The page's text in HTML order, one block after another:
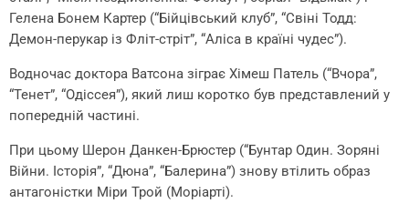
Гелена Бонем Картер (“Бійцівський клуб”, “Свіні Тодд:
Демон-перукар із Фліт-стріт”, “Аліса в країні чудес”).
Водночас доктора Ватсона зіграє Хімеш Патель (“Вчора”,
“Тенет”, “Одіссея”), який лиш коротко був представлений у
попередній частині.
При цьому Шерон Данкен-Брюстер (“Бунтар Один. Зоряні
Війни. Історія”, “Дюна”, “Балерина”) знову втілить образ
антагоністки Міри Трой (Моріарті).